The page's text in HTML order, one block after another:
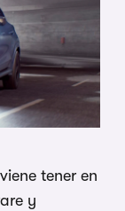
tener en
y